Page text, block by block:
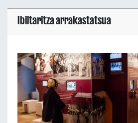
Ibiltaritza arrakastatsua